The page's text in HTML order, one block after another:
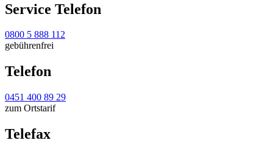
Service Telefon
0800 5 888 112
gebührenfrei
Telefon
0451 400 89 29
zum Ortstarif
Telefax